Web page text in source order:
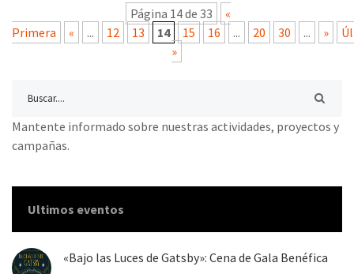
Página 14 de 33
«
Primera
« ... 12 13 14 15 16 ... 20 30 ... »
»
Mantente informado sobre nuestras actividades, proyectos y
campañas.
Ultimos eventos
«Bajo las Luces de Gatsby»: Cena de Gala Benéfica